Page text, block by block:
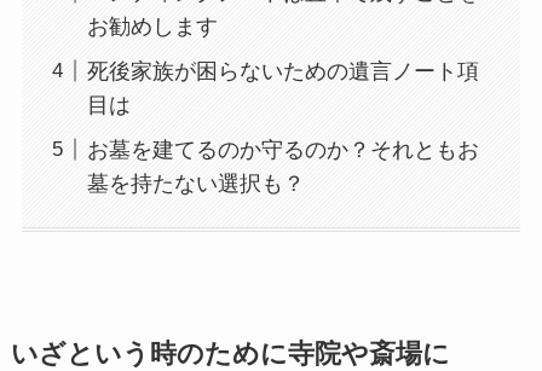
お勧めします
死後家族が困らないための遺言ノート項
目は
お墓を建てるのか守るのか？それともお
墓を持たない選択も？
いざと​いう​時の​ために​寺院や​斎場に​